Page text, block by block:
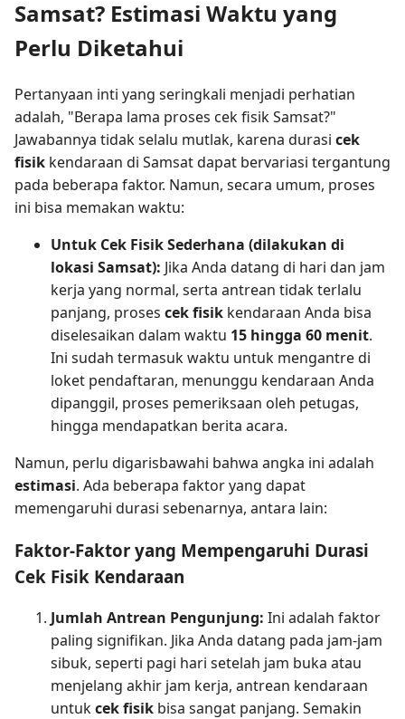
Samsat? Estimasi Waktu yang
Perlu Diketahui
Pertanyaan inti yang seringkali menjadi perhatian
adalah, "Berapa lama proses cek fisik Samsat?"
Jawabannya tidak selalu mutlak, karena durasi cek
fisik kendaraan di Samsat dapat bervariasi tergantung
pada beberapa faktor. Namun, secara umum, proses
ini bisa memakan waktu:
Untuk Cek Fisik Sederhana (dilakukan di
lokasi Samsat): Jika Anda datang di hari dan jam
kerja yang normal, serta antrean tidak terlalu
panjang, proses cek fisik kendaraan Anda bisa
diselesaikan dalam waktu 15 hingga 60 menit.
Ini sudah termasuk waktu untuk mengantre di
loket pendaftaran, menunggu kendaraan Anda
dipanggil, proses pemeriksaan oleh petugas,
hingga mendapatkan berita acara.
Namun, perlu digarisbawahi bahwa angka ini adalah
estimasi. Ada beberapa faktor yang dapat
memengaruhi durasi sebenarnya, antara lain:
Faktor-Faktor yang Mempengaruhi Durasi
Cek Fisik Kendaraan
Jumlah Antrean Pengunjung: Ini adalah faktor
paling signifikan. Jika Anda datang pada jam-jam
sibuk, seperti pagi hari setelah jam buka atau
menjelang akhir jam kerja, antrean kendaraan
untukcek fisik bisa sangat panjang. Semakin